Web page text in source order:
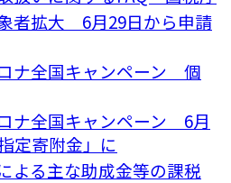
者拡大 6月29日から申請
ナ全国キャンペーン 個
ナ全国キャンペーン 6月
定寄附金」に
よる主な助成金等の課税